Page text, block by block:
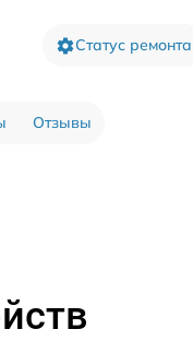
Статус ремонта
Отзывы